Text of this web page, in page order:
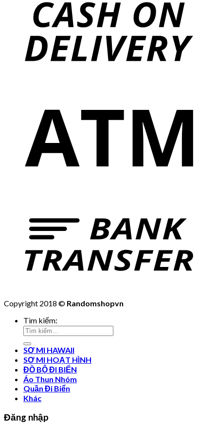
Copyright 2018 © Randomshopvn
Tìm kiếm:
SƠ MI HAWAII
SƠ MI HOẠT HÌNH
ĐỒ BỘ ĐI BIỂN
Áo Thun Nhóm
Quần Đi Biển
Khác
Đăng nhập